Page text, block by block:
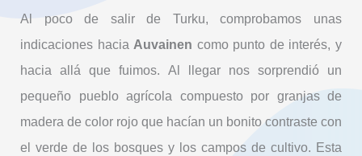
Al poco de salir de Turku, comprobamos unas
indicaciones hacia Auvainen como punto de interés, y
hacia allá que fuimos. Al llegar nos sorprendió un
pequeño pueblo agrícola compuesto por granjas de
madera de color rojo que hacían un bonito contraste con
el verde de los bosques y los campos de cultivo. Esta